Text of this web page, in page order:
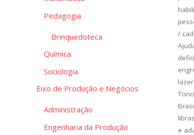
/
lazer
libras
e
Pedagogia
Brinquedoteca
Química
Sociologia
Eixo de Produção e Negócios
Administração
Engenharia da Produção